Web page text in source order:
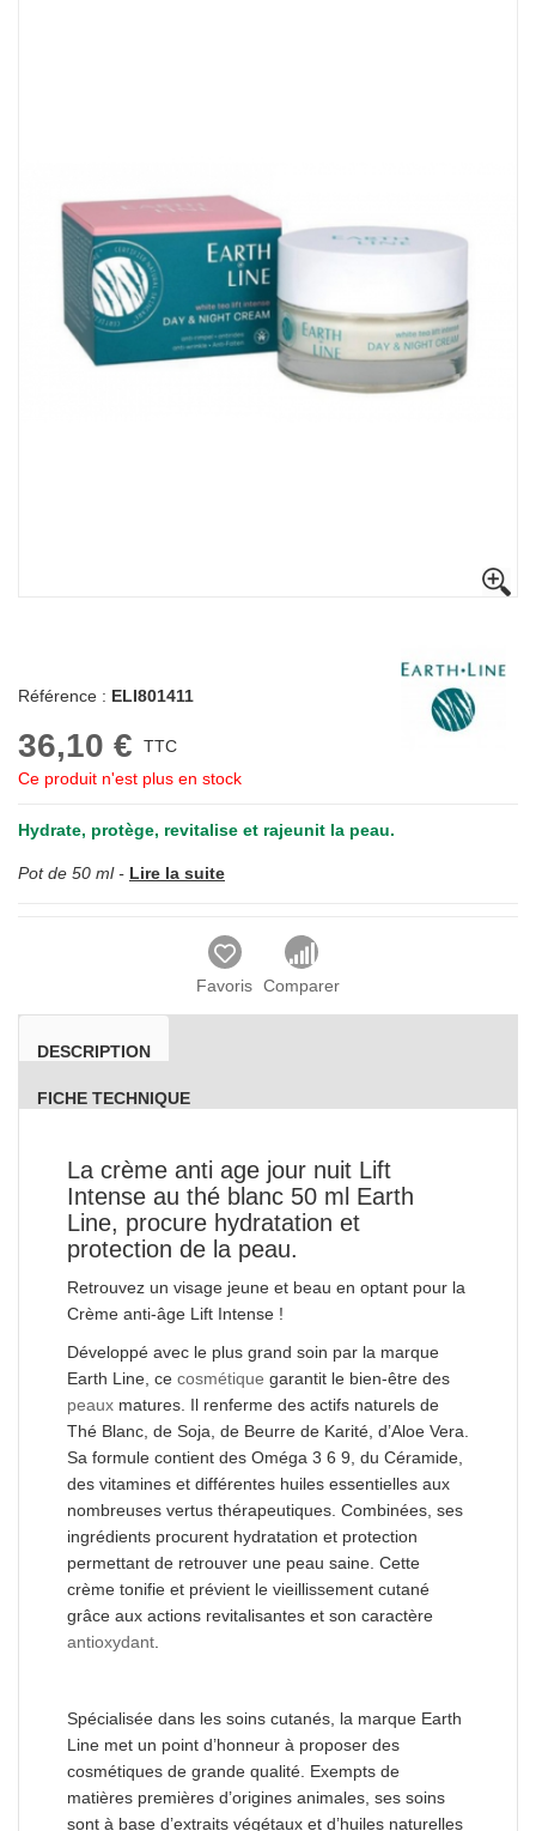
Référence : ELI801411
36,10 €
TTC
Ce produit n'est plus en stock
Hydrate, protège, revitalise et rajeunit la peau.
Pot de 50 ml - Lire la suite
Favoris Comparer
DESCRIPTION
FICHE TECHNIQUE
La crème anti age jour nuit Lift
Intense au thé blanc 50 ml Earth
Line, procure hydratation et
protection de la peau.
Retrouvez un visage jeune et beau en optant pour la
Crème anti-âge Lift Intense !
Développé avec le plus grand soin par la marque
Earth Line, ce cosmétique garantit le bien-être des
peaux matures. Il renferme des actifs naturels de
Thé Blanc, de Soja, de Beurre de Karité, d’Aloe Vera.
Sa formule contient des Oméga 3 6 9, du Céramide,
des vitamines et différentes huiles essentielles aux
nombreuses vertus thérapeutiques. Combinées, ses
ingrédients procurent hydratation et protection
permettant de retrouver une peau saine. Cette
crème tonifie et prévient le vieillissement cutané
grâce aux actions revitalisantes et son caractère
antioxydant
Spécialisée dans les soins cutanés, la marque Earth
Line met un point d’honneur à proposer des
cosmétiques de grande qualité. Exempts de
matières premières d’origines animales, ses soins
sont à base d’extraits végétaux et d’huiles naturelles